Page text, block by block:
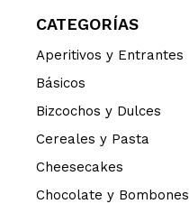
CATEGORÍAS
Aperitivos y Entrantes
Básicos
Bizcochos y Dulces
Cereales y Pasta
Cheesecakes
Chocolate y Bombones